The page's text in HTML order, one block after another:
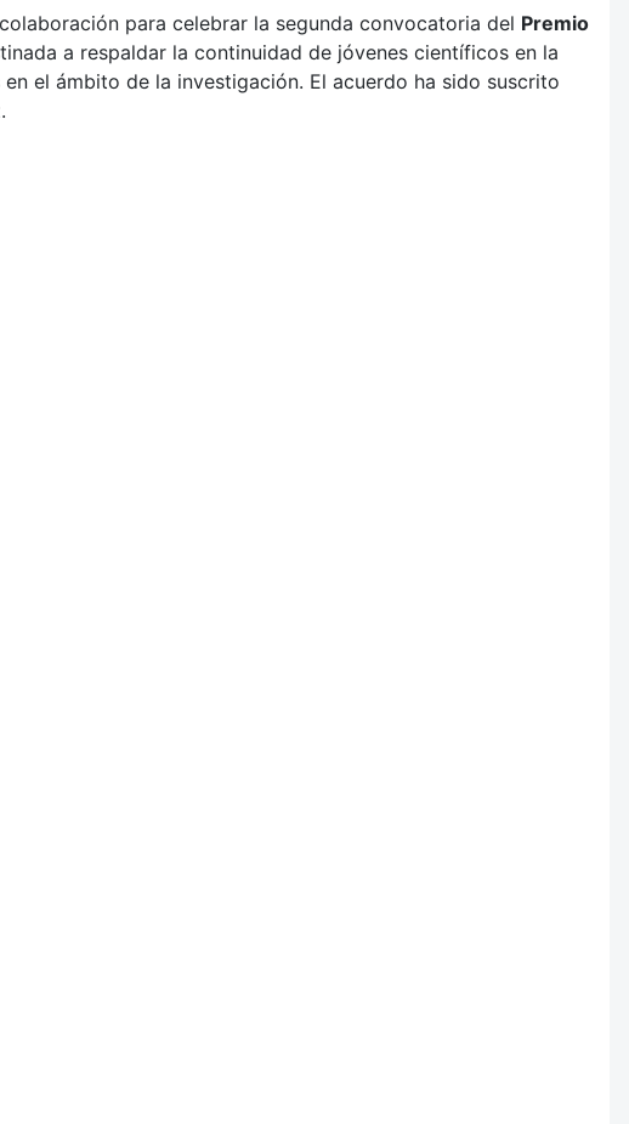
para celebrar la segunda convocatoria del Premio
a respaldar la continuidad de jóvenes científicos en la
el ámbito de la investigación. El acuerdo ha sido suscrito